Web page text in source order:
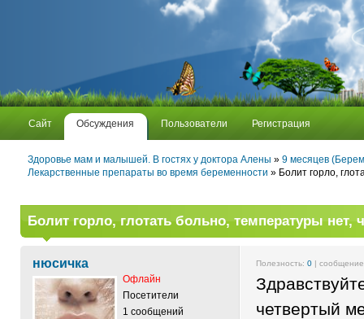
Сайт Обсуждения Пользователи Регистрация
Здоровье мам и малышей. В гостях у доктора Алены » 9 месяцев
Лекарственные препараты во время беременности » Болит горло,
Болит горло, глотать больно, температуры нет,
нюсичка
Офлайн
Посетители
1 сообщений
Полезность: 0 |
четвертый